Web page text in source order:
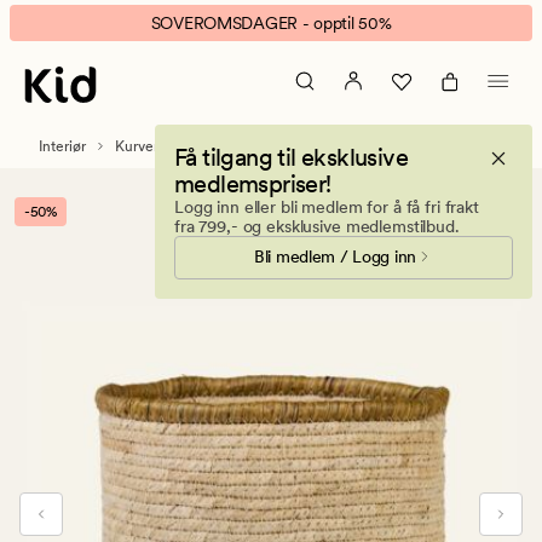
Haven
kurv
natur
banner.
Klikk
ESCAPE
pause.
SOVEROMSDAGER - opptil 50%
Få tilgang til eksklusive
medlemspriser!
Logg inn eller bli medlem for å få fri frakt
fra 799,- og eksklusive medlemstilbud.
Bli medlem / Logg inn
Interiør Kurver
-50%